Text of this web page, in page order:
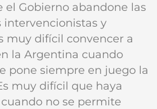
el Gobierno abandone las
intervencionistas y
muy difícil convencer a
la Argentina cuando
pone siempre en juego la
muy difícil que haya
no se permite